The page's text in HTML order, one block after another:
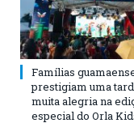
Famílias
prestigiam uma
muita alegria na
especial do Orla